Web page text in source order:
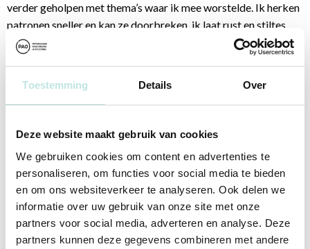
Toestemming Details Over
Deze website maakt gebruik van cookies
We gebruiken cookies om content en advertenties te
personaliseren, om functies voor social media te bieden
en om ons websiteverkeer te analyseren. Ook delen we
informatie over uw gebruik van onze site met onze
partners voor social media, adverteren en analyse. Deze
partners kunnen deze gegevens combineren met andere
verder geholpen met thema’s waar ik mee worstelde. Ik herken
patronen sneller en kan ze doorbreken, ik laat rust en stiltes
toe, en ik kan het proces beter bij de supervisant laten. Mijn
“De tijd vloog voorbij. Het is een
investering die zichzelf terugbetaalt,
ook op het vlak van persoonlijke
ontwikkeling. Ik ga nu beter om met
veranderingen in de organisatie.”